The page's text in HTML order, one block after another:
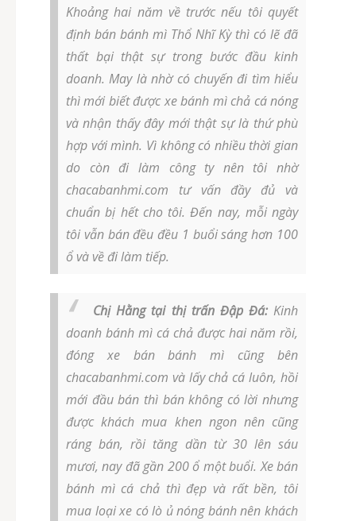
Khoảng hai năm về trước nếu tôi quyết
định bán bánh mì Thổ Nhĩ Kỳ thì có lẽ đã
thất bại thật sự trong bước đầu kinh
doanh. May là nhờ có chuyến đi tìm hiểu
thì mới biết được xe bánh mì chả cá nóng
và nhận thấy đây mới thật sự là thứ phù
hợp với mình. Vì không có nhiều thời gian
do còn đi làm công ty nên tôi nhờ
chacabanhmi.com tư vấn đầy đủ và
chuẩn bị hết cho tôi. Đến nay, mỗi ngày
tôi vẫn bán đều đều 1 buổi sáng hơn 100
ổ và về đi làm tiếp.
Chị Hằng tại thị trấn Đập Đá:Kinh
doanh bánh mì cá chả được hai năm rồi,
đóng xe bán bánh mì cũng bên
chacabanhmi.com và lấy chả cá luôn, hồi
mới đầu bán thì bán không có lời nhưng
được khách mua khen ngon nên cũng
ráng bán, rồi tăng dần từ 30 lên sáu
mươi, nay đã gần 200 ổ một buổi. Xe bán
bánh mì cá chả thì đẹp và rất bền, tôi
mua loại xe có lò ủ nóng bánh nên khách